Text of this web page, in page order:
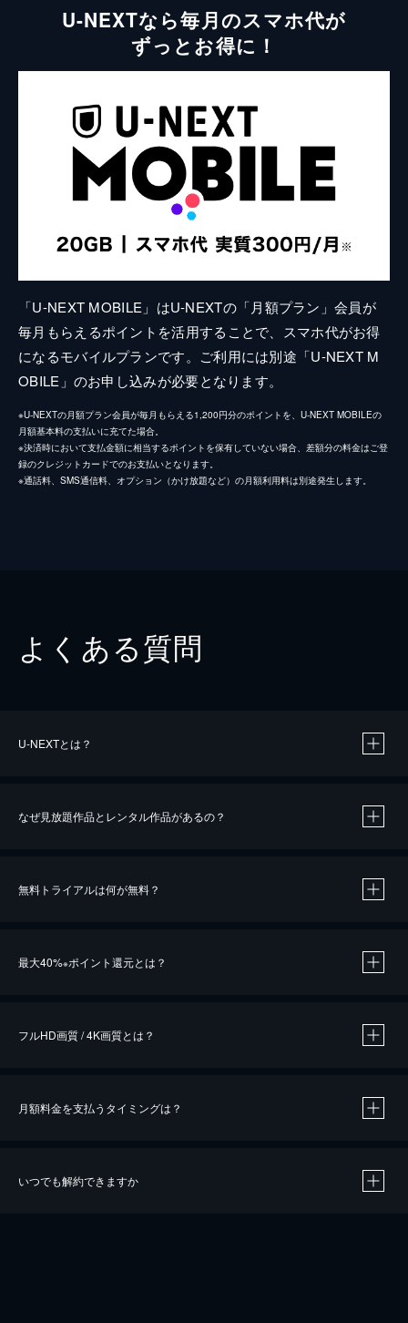
U-NEXTなら毎月のスマホ代が
ずっとお得に！
「U-NEXT MOBILE」はU-NEXTの「月額プラン」会員が
毎月もらえるポイントを活用することで、スマホ代がお得
になるモバイルプランです。ご利用には別途「U-NEXT M
OBILE」のお申し込みが必要となります。
※U-NEXTの月額プラン会員が毎月もらえる1,200円分のポイントを、U-NEXT MOBILEの
月額基本料の支払いに充てた場合。
※決済時において支払金額に相当するポイントを保有していない場合、差額分の料金はご登
録のクレジットカードでのお支払いとなります。
※通話料、SMS通信料、オプション（かけ放題など）の月額利用料は別途発生します。
よくある質問
U-NEXTとは？
なぜ見放題作品とレンタル作品があるの？
無料トライアルは何が無料？
最大40%※ポイント還元とは？
※40％ポイント還元の対象は、クレジットカード決済による作品の購入 / レンタルです。
iOSアプリのUコイン決済による作品の購入 / レンタルは、20％のポイント還元です。
フルHD画質 / 4K画質とは？
月額料金を支払うタイミングは？
いつでも解約できますか